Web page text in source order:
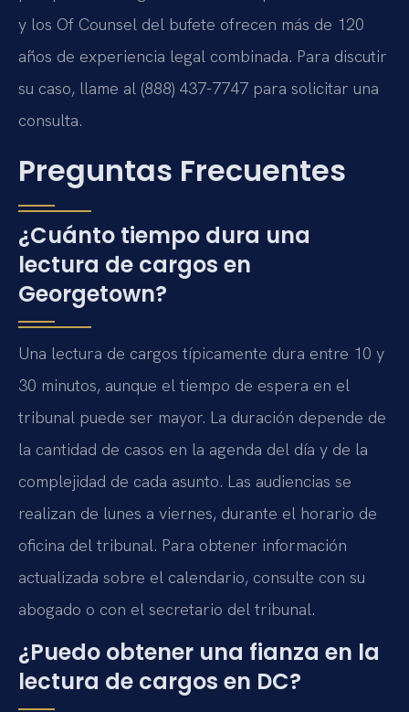
y los Of Counsel del bufete ofrecen más de 120
años de experiencia legal combinada. Para discutir
su caso, llame al (888) 437-7747 para solicitar una
consulta.
Preguntas Frecuentes
¿Cuánto tiempo dura una
lectura de cargos en
Georgetown?
Una lectura de cargos típicamente dura entre 10 y
30 minutos, aunque el tiempo de espera en el
tribunal puede ser mayor. La duración depende de
la cantidad de casos en la agenda del día y de la
complejidad de cada asunto. Las audiencias se
realizan de lunes a viernes, durante el horario de
oficina del tribunal. Para obtener información
actualizada sobre el calendario, consulte con su
abogado o con el secretario del tribunal.
¿Puedo obtener una fianza en la
lectura de cargos en DC?